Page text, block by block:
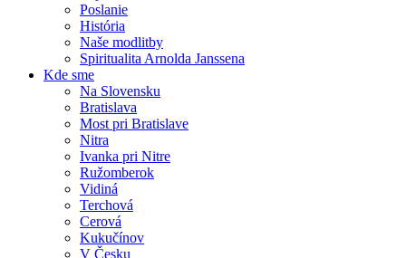
Poslanie
História
Naše modlitby
Spiritualita Arnolda Janssena
Kde sme
Na Slovensku
Bratislava
Most pri Bratislave
Nitra
Ivanka pri Nitre
Ružomberok
Vidiná
Terchová
Cerová
Kukučínov
V Česku